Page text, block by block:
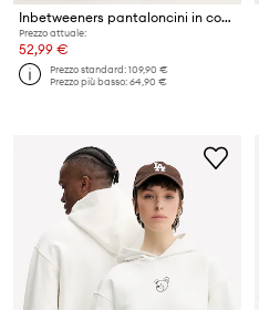
Inbetweeners pantaloncini in cotone
Prezzo attuale:
52,99 €
Prezzo standard:109,90 €
Prezzo più basso:64,90 €